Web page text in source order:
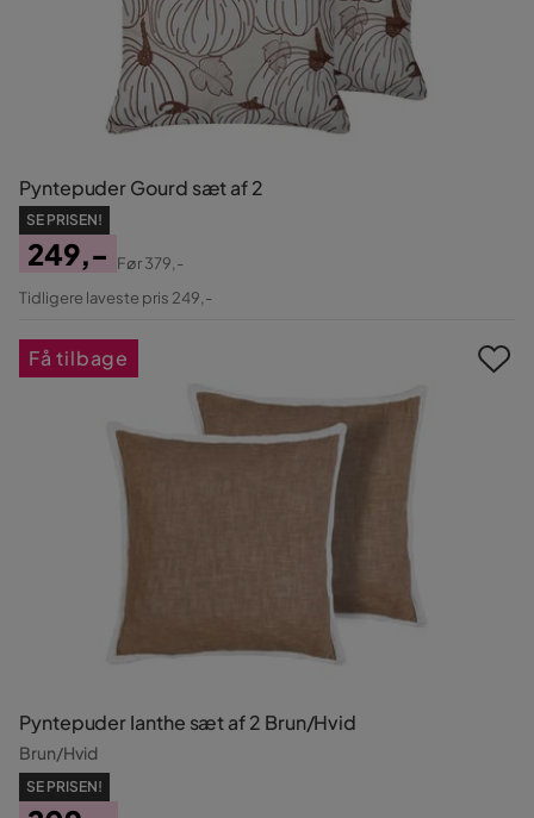
Pyntepuder Gourd sæt af 2
SE PRISEN!
Pris
249,-
Original
Før379,-
Tidligere laveste pris 249,-
Pyntepuder Ianthe sæt af 2 Brun/Hvid
Brun/Hvid
SE PRISEN!
Få tilbage